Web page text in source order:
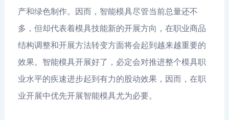
产和绿色制作。因而，智能模具尽管当前总量还不
多，但却代表着模具技能新的开展方向，在职业商品
结构调整和开展方法转变方面将会起到越来越重要的
效果。智能模具开展好了，必定会对推进整个模具职
业水平的疾速进步起到有力的股动效果，因而，在职
业开展中优先开展智能模具尤为必要。